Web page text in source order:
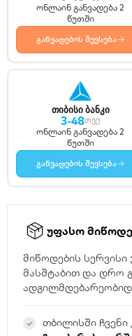
ონლაინ განვადება 2
წუთში
განვადების შევსება→
თიბისი ბანკი
3-48თვე
ონლაინ განვადება 2
წუთში
განვადების შევსება→
უფასო
მიწოდების
მასშტაბით და დრო
თბილისში ჩვენი